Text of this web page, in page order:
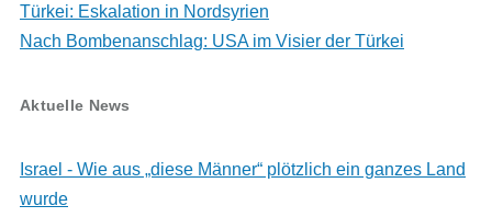
Türkei: Eskalation in Nordsyrien
Nach Bombenanschlag: USA im Visier der Türkei
Aktuelle News
Israel - Wie aus „diese Männer“ plötzlich ein ganzes Land
wurde